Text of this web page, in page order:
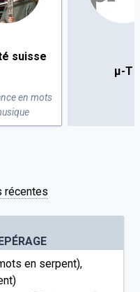
suisse
en mots
µ-T
récentes
en serpent),